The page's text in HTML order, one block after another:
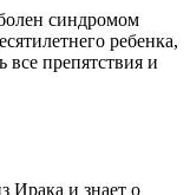
синдромом
ребенка,
все препятствия и
Ирака и знает о